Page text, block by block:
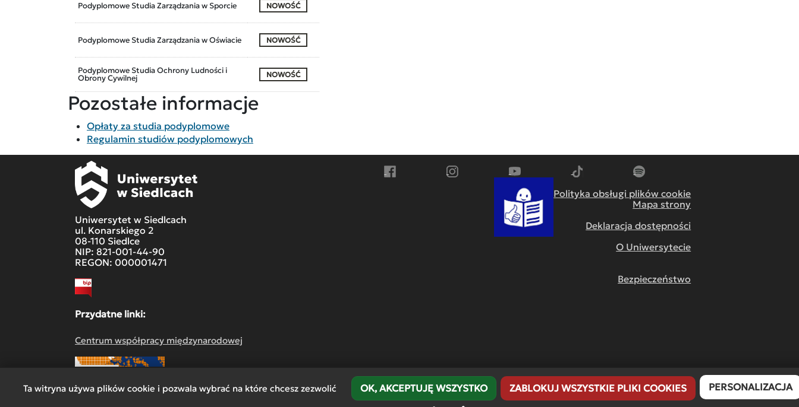
Ta witryna używa plików cookie i pozwala wybrać na które chcesz zezwolić OK, AKCEPTUJĘ WSZYSTKO ZABLOKUJ WSZYSTKIE PLIKI COOKIES PERSONALIZACJA
Podyplomowe Studia Zarządzania w Sporcie NOWOŚĆ
Podyplomowe Studia Zarządzania w Oświacie NOWOŚĆ
Podyplomowe Studia Ochrony Ludności i
Obrony Cywilnej NOWOŚĆ
Pozostałe informacje
Opłaty za studia podyplomowe
Regulamin studiów podyplomowych
Uniwersytet w Siedlcach
ul. Konarskiego 2
08-110 Siedlce
NIP: 821-001-44-90
REGON: 000001471
Przydatne linki:
Centrum współpracy międzynarodowej
Polityka obsługi plików cookie
Mapa strony
Deklaracja dostępności
O Uniwersytecie
Bezpieczeństwo